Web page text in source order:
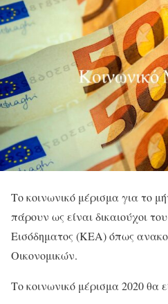
Το κοινωνικό μέρισμα για το
πάρουν ως είναι δικαιούχοι
Εισόδηματος (ΚΕΑ) όπως
Οικονομικών.
Το κοινωνικό μέρισμα 2020 θα